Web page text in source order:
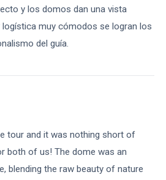
y los domos dan una vista
logística muy cómodos se logran los
del guía.
tour and it was nothing short of
both of us! The dome was an
blending the raw beauty of nature